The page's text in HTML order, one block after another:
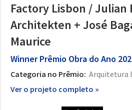
Factory Lisbon /
Architekten + José
Maurice
WinnerPrêmio Obra do Ano
Categoria no Prêmio: Arquitetura
Ver o projeto completo »